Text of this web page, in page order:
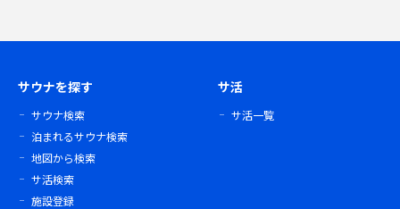
サウナを探す
サウナ検索
泊まれるサウナ検索
地図から検索
サ活検索
施設登録
サ活
サ活一覧